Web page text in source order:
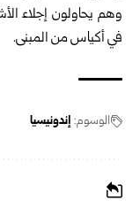
وهم يحاولون إجلاء
في أكياس من المبنى.
الوسوم: إندونيسيا